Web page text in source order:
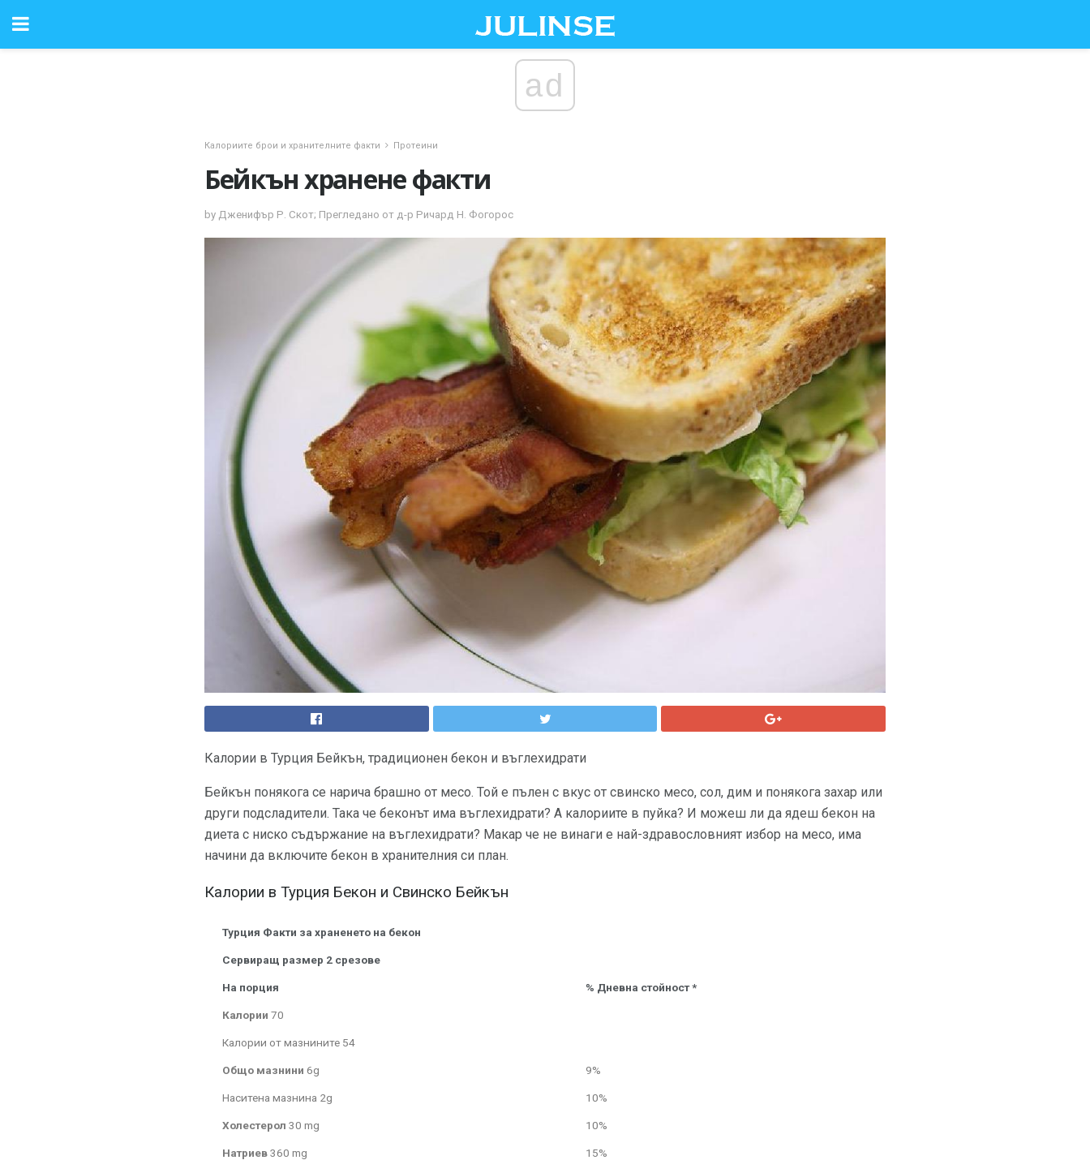
ad
Калориите брои и хранителните факти Протеини
Бейкън хранене факти
by Дженифър Р. Скот; Прегледано от д-р Ричард Н. Фогорос
Калории в Турция Бейкън, традиционен бекон и въглехидрати
Бейкън понякога се нарича брашно от месо. Той е пълен с вкус от свинско месо, сол, дим и понякога захар или
други подсладители. Така че беконът има въглехидрати? А калориите в пуйка? И можеш ли да ядеш бекон на
диета с ниско съдържание на въглехидрати? Макар че не винаги е най-здравословният избор на месо, има
начини да включите бекон в хранителния си план.
Калории в Турция Бекон и Свинско Бейкън
Турция Факти за храненето на бекон
Сервиращ размер 2 срезове
На порция % Дневна стойност *
Калории 70
Калории от мазнините 54
Общо мазнини 6g 9%
Наситена мазнина 2g 10%
Холестерол 30 mg 10%
Натриев360 mg 15%